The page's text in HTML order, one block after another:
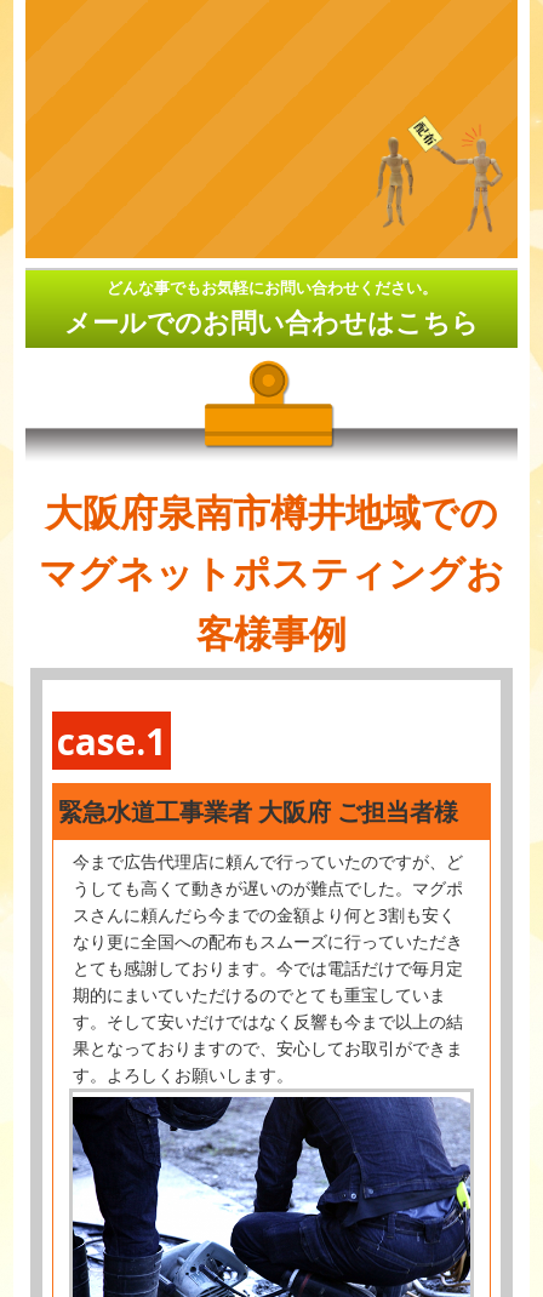
どんな事でもお気軽にお問い合わせください。
メールでのお問い合わせはこちら
大阪府泉南市樽井地域での
マグネットポスティングお
客様事例
case.1
緊急水道工事業者 大阪府 ご担当者様
今まで広告代理店に頼んで行っていたのですが、ど
うしても高くて動きが遅いのが難点でした。マグポ
スさんに頼んだら今までの金額より何と3割も安く
なり更に全国への配布もスムーズに行っていただき
とても感謝しております。今では電話だけで毎月定
期的にまいていただけるのでとても重宝していま
す。そして安いだけではなく反響も今まで以上の結
果となっておりますので、安心してお取引ができま
す。よろしくお願いします。